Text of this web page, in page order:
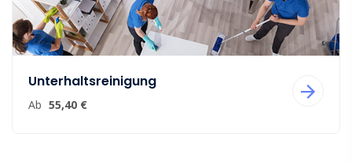
Unterhaltsreinigung
Ab 55,40 €